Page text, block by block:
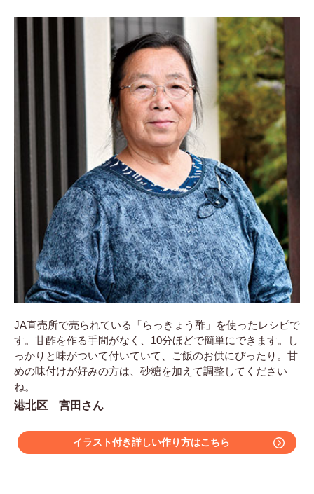
JA直売所で売られている「らっきょう酢」を使ったレシピで
す。甘酢を作る手間がなく、10分ほどで簡単にできます。し
っかりと味がついて付いていて、ご飯のお供にぴったり。甘
めの味付けが好みの方は、砂糖を加えて調整してください
ね。
港北区 宮田さん
イラスト付き詳しい作り方はこちら